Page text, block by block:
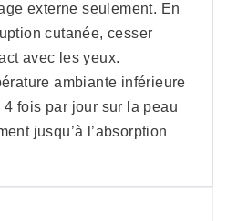
externe seulement. En
cutanée, cesser
avec les yeux.
ambiante inférieure
4 fois par jour sur la peau
jusqu’à l’absorption